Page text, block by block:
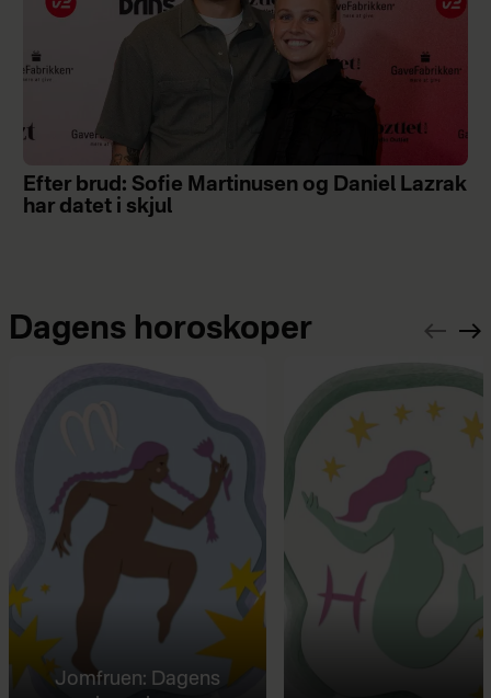
Efter brud: Sofie Martinusen og Daniel Lazrak
har datet i skjul
Dagens horoskoper
Jomfruen: Dagens